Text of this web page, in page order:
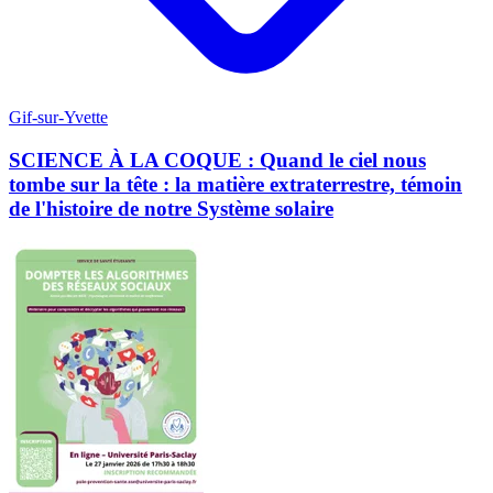
Gif-sur-Yvette
SCIENCE À LA COQUE : Quand le ciel nous
tombe sur la tête : la matière extraterrestre, témoin
de l'histoire de notre Système solaire